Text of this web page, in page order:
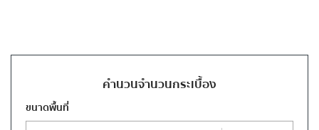
คำนวนจำนวนกระเบื้อง
ขนาดพื้นที่